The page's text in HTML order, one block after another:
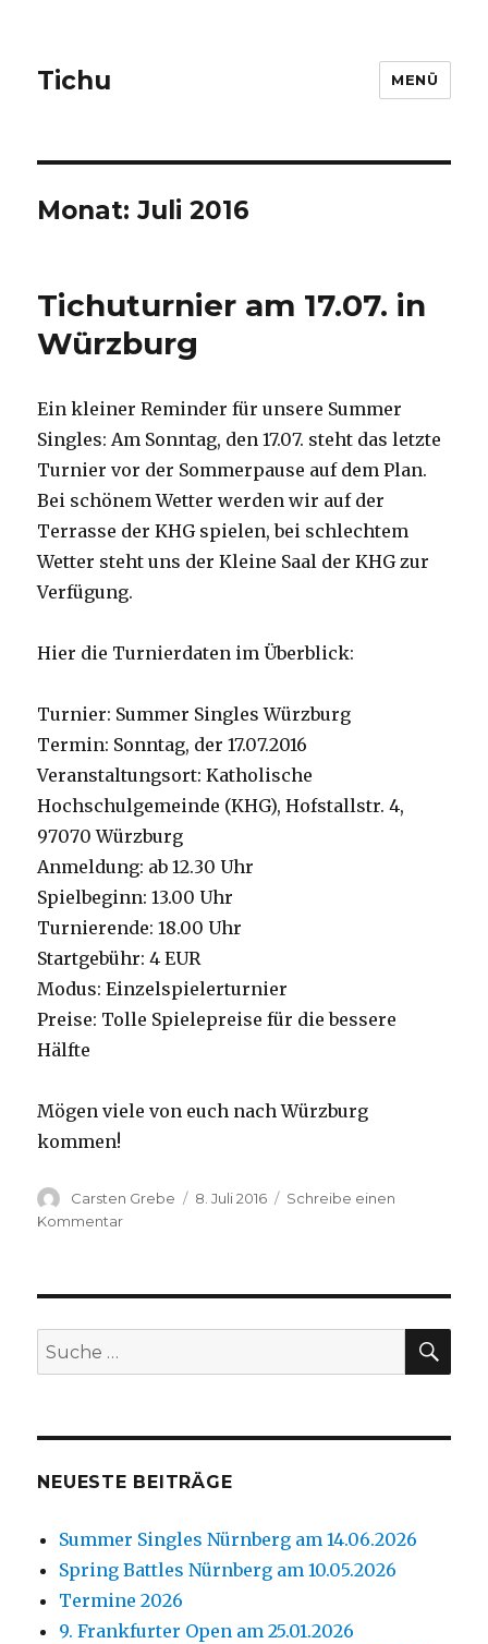
Tichu MENÜ
Monat: Juli 2016
Tichuturnier am 17.07. in
Würzburg
Ein kleiner Reminder für unsere Summer
Singles: Am Sonntag, den 17.07. steht das letzte
Turnier vor der Sommerpause auf dem Plan.
Bei schönem Wetter werden wir auf der
Terrasse der KHG spielen, bei schlechtem
Wetter steht uns der Kleine Saal der KHG zur
Verfügung.
Hier die Turnierdaten im Überblick:
Turnier: Summer Singles Würzburg
Termin: Sonntag, der 17.07.2016
Veranstaltungsort: Katholische
Hochschulgemeinde (KHG), Hofstallstr. 4,
97070 Würzburg
Anmeldung: ab 12.30 Uhr
Spielbeginn: 13.00 Uhr
Turnierende: 18.00 Uhr
Startgebühr: 4 EUR
Modus: Einzelspielerturnier
Preise: Tolle Spielepreise für die bessere
Hälfte
Mögen viele von euch nach Würzburg
kommen!
Autor
Carsten Grebe
Veröffentlicht
8. Juli 2016
Schreibe einen
Kommentar
Würzburg
Suche
nach:
NEUESTE BEITRÄGE
Summer Singles Nürnberg am 14.06.2026
Spring Battles Nürnberg am 10.05.2026
Termine 2026
9. Frankfurter Open am 25.01.2026